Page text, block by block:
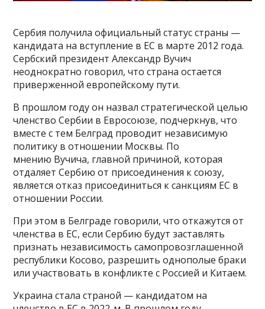
Сербия получила официальный статус страны —
кандидата на вступление в ЕС в марте 2012 года.
Сербский президент Александр Вучич
неоднократно говорил, что страна остается
приверженной европейскому пути.
В прошлом году он назвал стратегической целью
членство Сербии в Евросоюзе, подчеркнув, что
вместе с тем Белград проводит независимую
политику в отношении Москвы. По
мнению Вучича, главной причиной, которая
отдаляет Сербию от присоединения к союзу,
является отказ присоединиться к санкциям ЕС в
отношении России.
При этом в Белграде говорили, что откажутся от
членства в ЕС, если Сербию будут заставлять
признать независимость самопровозглашенной
республики Косово, разрешить однополые браки
или участвовать в конфликте с Россией и Китаем.
Украина стала страной — кандидатом на